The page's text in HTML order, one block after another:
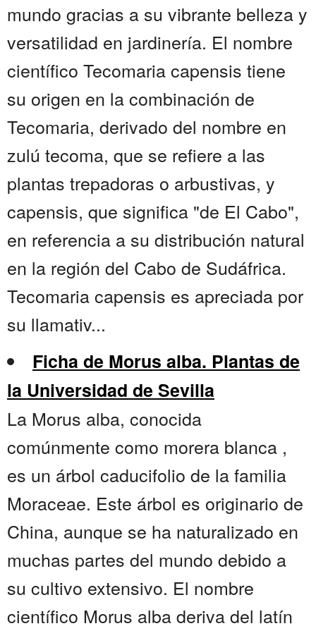
mundo gracias a su vibrante belleza y
versatilidad en jardinería. El nombre
científico Tecomaria capensis tiene
su origen en la combinación de
Tecomaria, derivado del nombre en
zulú tecoma, que se refiere a las
plantas trepadoras o arbustivas, y
capensis, que significa "de El Cabo",
en referencia a su distribución natural
en la región del Cabo de Sudáfrica.
Tecomaria capensis es apreciada por
su llamativ...
Ficha de Morus alba. Plantas de
la Universidad de Sevilla
La Morus alba, conocida
comúnmente como morera blanca ,
es un árbol caducifolio de la familia
Moraceae. Este árbol es originario de
China, aunque se ha naturalizado en
muchas partes del mundo debido a
su cultivo extensivo. El nombre
científico Morus alba deriva del latín